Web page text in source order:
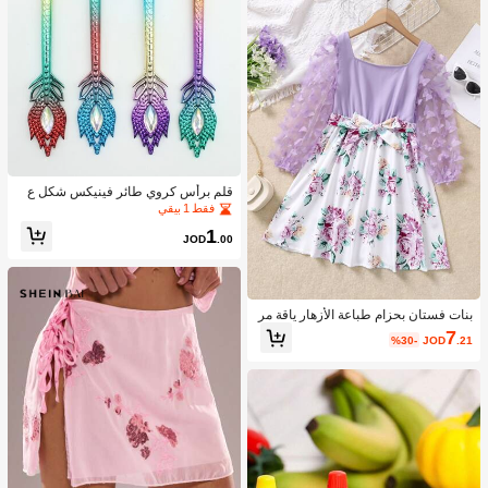
| تصميم كلاسيكي | مرن
بنات فستان بحزام طباعة الأزهار ياقة مر
بع فراشة مزين
JOD7 .21
%30-
قلم برأس كروي طائر فينيكس شكل ع
شوائي قطعة واحدة
فقط 1 بيقي
JOD1.00